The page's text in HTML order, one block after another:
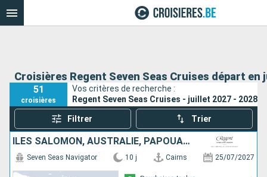
Croisières Regent Seven Seas Cruises départ en
51
croisières
Vos critères de recherche :
Regent Seven Seas Cruises - juillet 2027 - 2028
Filtrer Trier
ÎLES SALOMON, AUSTRALIE, PAPOUASIE-NOUVELLE-GUINÉE
Seven Seas Navigator 10 j Cairns 25/07/2027